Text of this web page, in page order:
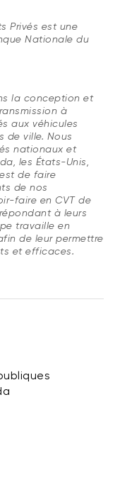
Privés est une
Nationale du
la conception et
à
aux véhicules
de ville. Nous
nationaux et
les États-Unis,
est de faire
de nos
faire en CVT de
à leurs
travaille en
de leur permettre
et efficaces.